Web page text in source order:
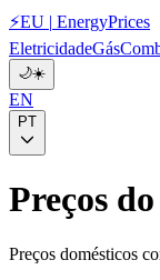
⚡EU | EnergyPrices
EletricidadeGás
🌙☀️
EN
PT
Preços
Preços domésticos